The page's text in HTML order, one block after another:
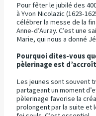
Pour fêter le jubilé des
à Yvon Nicolazic (1623-
célébrer la messe de la
Anne-d’Auray. C’est une
Marie, qui nous a donné
Pourquoi dites-vous
pèlerinage est
Les jeunes sont souvent
partageant un moment
pèlerinage favorise la
prolongent par la suite et